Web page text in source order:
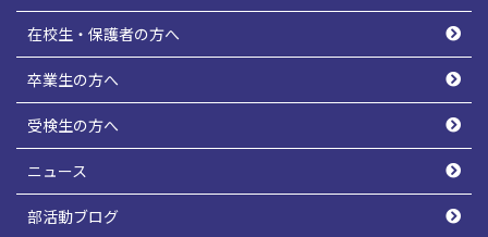
在校生・保護者の方へ
卒業生の方へ
受検生の方へ
ニュース
部活動ブログ